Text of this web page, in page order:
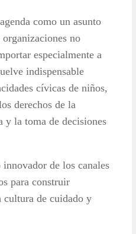
como un asunto
no
especialmente a
indispensable
cívicas de niños,
derechos de la
la toma de decisiones
de los canales
para construir
cultura de cuidado y